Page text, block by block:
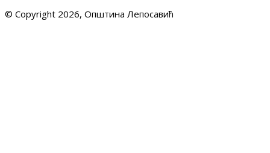
© Copyright 2026, Општина Лепосавић